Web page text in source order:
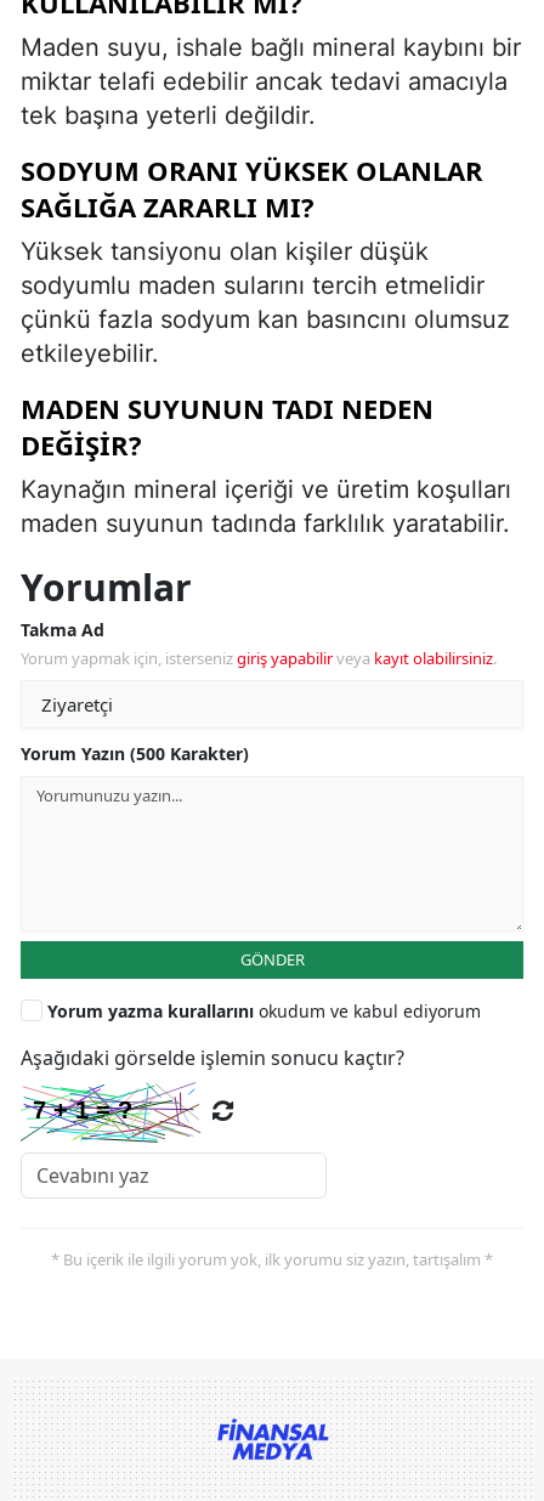
Maden suyu, ishale bağlı mineral kaybını bir
miktar telafi edebilir ancak tedavi amacıyla
tek başına yeterli değildir.
SODYUM ORANI YÜKSEK OLANLAR
SAĞLIĞA ZARARLI MI?
Yüksek tansiyonu olan kişiler düşük
sodyumlu maden sularını tercih etmelidir
çünkü fazla sodyum kan basıncını olumsuz
etkileyebilir.
MADEN SUYUNUN TADI NEDEN
DEĞIŞIR?
Kaynağın mineral içeriği ve üretim koşulları
maden suyunun tadında farklılık yaratabilir.
Yorumlar
Takma Ad
Yorum yapmak için, istersenizgiriş yapabilirveya kayıt olabilirsiniz.
Yorum Yazın (500 Karakter)
GÖNDER
Yorum yazma kurallarını okudum ve kabul ediyorum
Aşağıdaki görselde işlemin sonucu kaçtır?
* Bu içerik ile ilgili yorum yok, ilk yorumu siz yazın, tartışalım *